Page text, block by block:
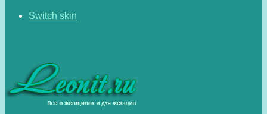
Switch skin